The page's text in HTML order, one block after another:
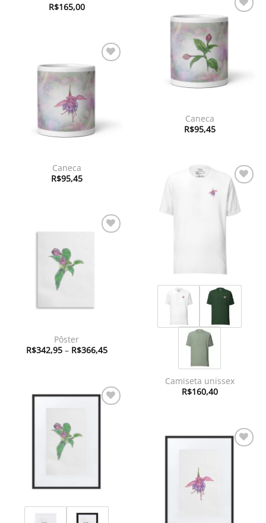
R$165,00
Adicionar
à lista de
desejos
Caneca
R$95,45
Adicionar
à lista de
desejos
Caneca
R$95,45
Adicionar
à lista de
desejos
Camiseta unissex
R$160,40
Pôster
R$342,95 – R$366,45Faixa
de
R$366,45